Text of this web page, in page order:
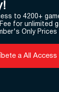
to 4200+
for unlimited
Only Prices
a All Access